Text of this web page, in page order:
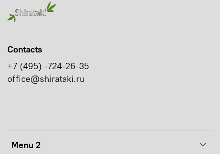
Menu 2
Contacts
+7 (495) -724-26-35
office@shirataki.ru